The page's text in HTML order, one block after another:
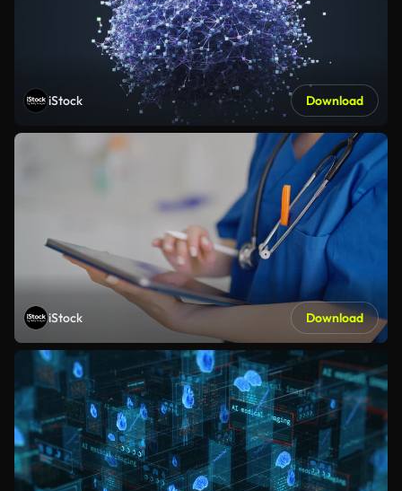
iStock Download
iStock Download